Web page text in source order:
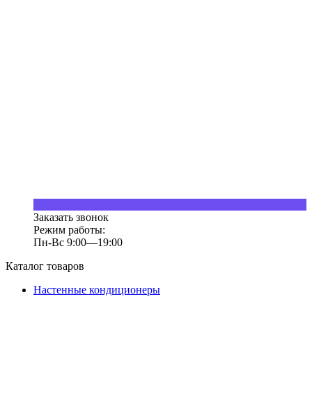
Заказать звонок
Режим работы:
Пн-Вс 9:00—19:00
Каталог товаров
Настенные кондиционеры